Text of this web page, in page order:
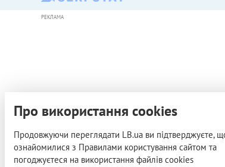
РЕКЛАМА
Про використання cookies
Продовжуючи переглядати LB.ua ви підтверджуєте,
ознайомилися з Правилами користування сайтом та
погоджуєтеся на використання файлів cookies